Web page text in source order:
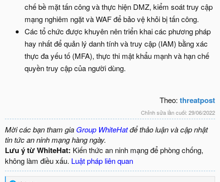
chế bề mặt tấn công và thực hiện DMZ, kiểm soát truy cập
mạng nghiêm ngặt và WAF để bảo vệ khỏi bị tấn công.
Các tổ chức được khuyên nên triển khai các phương pháp
hay nhất để quản lý danh tính và truy cập (IAM) bằng xác
thực đa yếu tố (MFA), thực thi mật khẩu mạnh và hạn chế
quyền truy cập của người dùng.
Theo: threatpost
Chỉnh sửa lần cuối: 29/06/2022
Mời các bạn tham gia Group WhiteHatđể thảo luận và cập nhật
tin tức an ninh mạng hàng ngày.
Lưu ý từ WhiteHat: Kiến thức an ninh mạng để phòng chống,
không làm điều xấu. Luật pháp liên quan